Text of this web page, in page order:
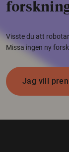
Visste du att
Missa ingen ny
Jag vill